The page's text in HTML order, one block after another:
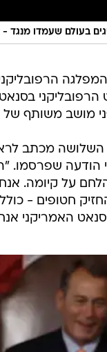
בעולם שעמדו מנגד
הרפובליקני
משותף של
מכתב
על קיומה.
חטופים -
האמריקני